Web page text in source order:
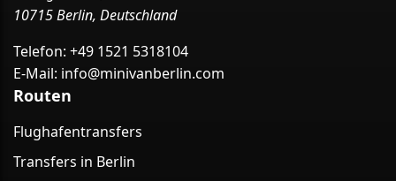
10715 Berlin, Deutschland
Telefon: +49 1521 5318104
E-Mail: info@minivanberlin.com
Routen
Flughafentransfers
Transfers in Berlin